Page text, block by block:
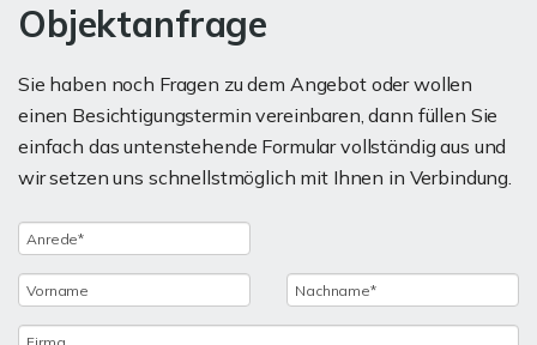
Objektanfrage
Sie haben noch Fragen zu dem Angebot oder wollen
einen Besichtigungstermin vereinbaren, dann füllen Sie
einfach das untenstehende Formular vollständig aus und
wir setzen uns schnellstmöglich mit Ihnen in Verbindung.